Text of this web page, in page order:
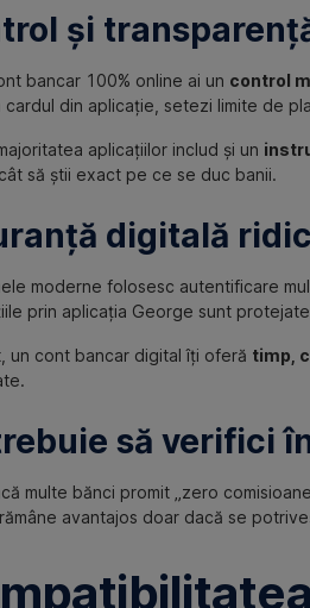
și
bancar 100% online ai un control
cardul din aplicație, setezi limite de
aplicațiilor includ și un
să știi exact pe ce se duc banii.
digitală
moderne folosesc autentificare
prin aplicația George sunt
un cont bancar digital îți oferă timp,
să verifici
multe bănci promit „zero
rămâne avantajos doar dacă se